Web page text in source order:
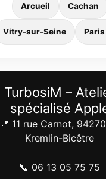
Arcueil Cachan
Vitry-sur-Seine Paris
TurbosiM –
spécialisé
📍 11 rue Carnot,
Kremlin-Bicêtre
📞 06 13 05 75 75